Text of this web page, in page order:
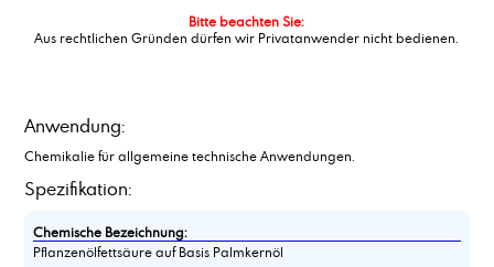
Bitte beachten Sie:
Aus rechtlichen Gründen dürfen wir Privatanwender nicht bedienen.
Anwendung:
Chemikalie für allgemeine technische Anwendungen.
Spezifikation:
Chemische Bezeichnung:
Pflanzenölfettsäure auf Basis Palmkernöl